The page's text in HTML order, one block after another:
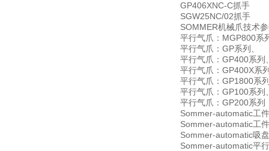
GP406XNC-C抓手
SGW25NC/02抓手
SOMMER机械爪技术
平行气爪：MGP800系
平行气爪：GP系列、
平行气爪：GP400系列
平行气爪：GP400X系
平行气爪：GP1800系
平行气爪：GP100系列
平行气爪：GP200系列
Sommer-automatic工
Sommer-automatic工
Sommer-automatic吸
Sommer-automatic平